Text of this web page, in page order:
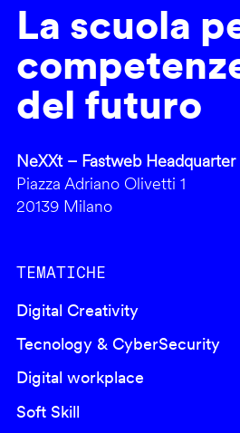
La scuola
del futuro
NeXXt – Fastweb Headquarter
Piazza Adriano Olivetti 1
20139 Milano
TEMATICHE
Digital Creativity
Tecnology & CyberSecurity
Digital workplace
Soft Skill